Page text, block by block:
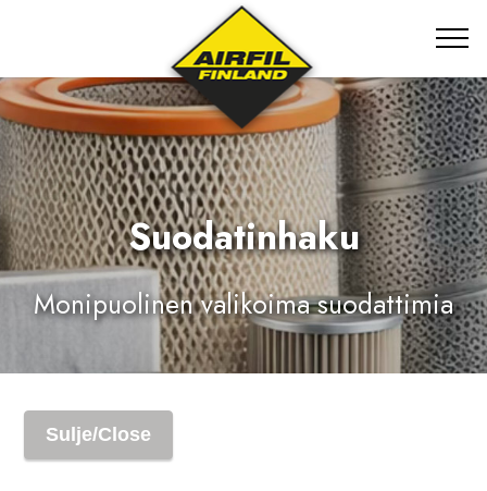
Suodatinhaku
Monipuolinen valikoima suodattimia
Sulje/Close